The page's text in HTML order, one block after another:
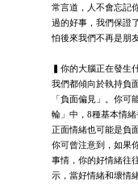
常言道，人不會忘記
過的好事，我們保證
怕後來我們不再是朋友
▍你的大腦正在發生
我們都傾向於執持負
「負面偏見」。你可
輪」中，8種基本情
正面情緒也可能是負
你可曾注意到，如果
事情，你的好情緒往
示，當好情緒和壞情